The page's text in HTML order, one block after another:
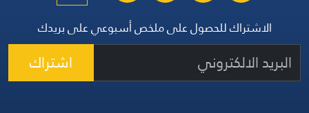
الاشتراك للحصول على ملخص أسبوعي على بريدك
اشتراك